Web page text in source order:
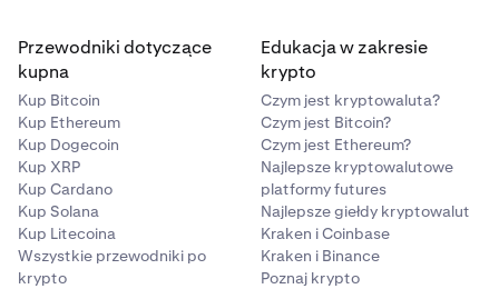
Przewodniki dotyczące
kupna
Kup Bitcoin
Kup Ethereum
Kup Dogecoin
Kup XRP
Kup Cardano
Kup Solana
Kup Litecoina
Wszystkie przewodniki po
krypto
Edukacja w zakresie
krypto
Czym jest kryptowaluta?
Czym jest Bitcoin?
Czym jest Ethereum?
Najlepsze kryptowalutowe
platformy futures
Najlepsze giełdy kryptowalut
Kraken i Coinbase
Kraken i Binance
Poznaj krypto